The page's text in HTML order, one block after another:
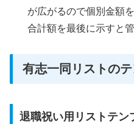
が広がるので個別金額
合計額を最後に示すと
有志一同リストの
退職祝い用リストテン